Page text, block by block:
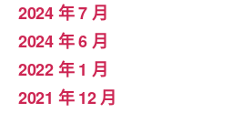
2024 年 7 月
2024 年 6 月
2022 年 1 月
2021 年 12 月